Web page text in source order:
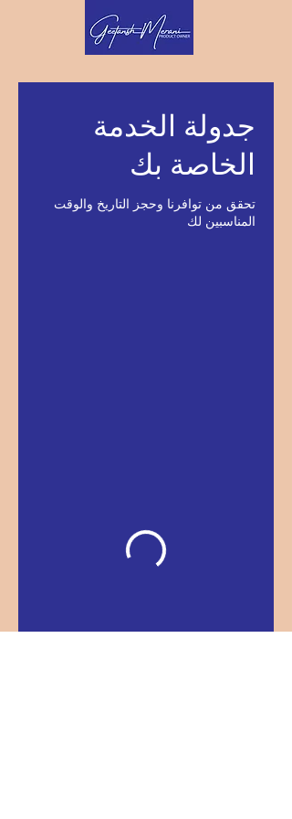
جدولة الخدمة
الخاصة بك
تحقق من توافرنا وحجز التاريخ والوقت
المناسبين لك